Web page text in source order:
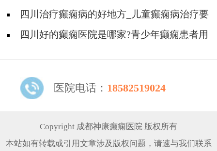
以吃抗癫痫的药物吗？
四川治疗癫痫病的好地方_儿童癫痫病治疗要
做哪些检查?
四川好的癫痫医院是哪家?青少年癫痫患者用
医院电话： 18582519024
Copyright 成都神康癫痫医院 版权所有
本站如有转载或引用文章涉及版权问题，请速与我们联系